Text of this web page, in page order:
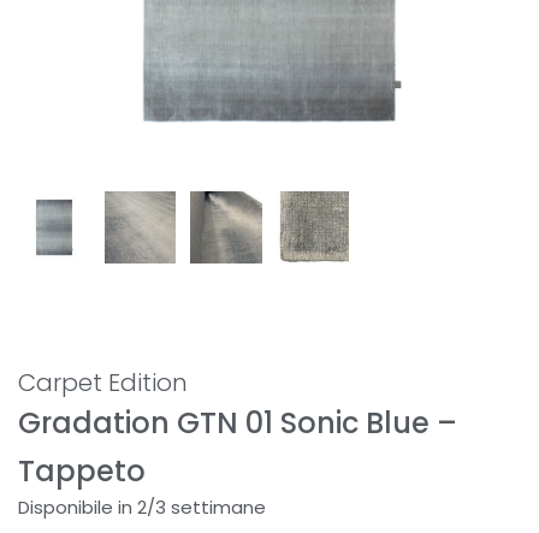
Carpet Edition
Gradation GTN 01 Sonic Blue –
Tappeto
Disponibile in 2/3 settimane